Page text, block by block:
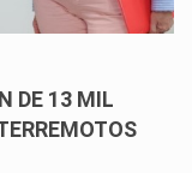
DE 13 MIL